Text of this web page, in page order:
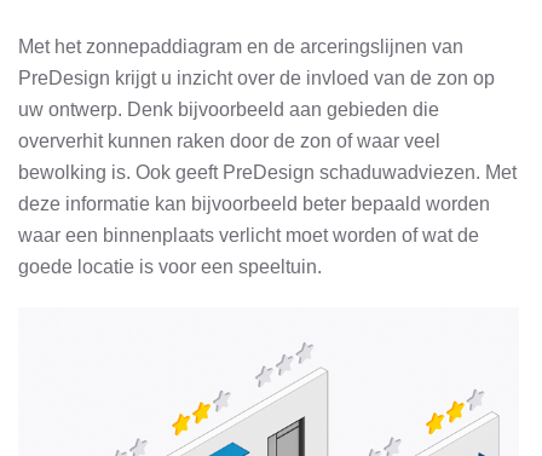
Met het zonnepaddiagram en de arceringslijnen van
PreDesign krijgt u inzicht over de invloed van de zon op
uw ontwerp. Denk bijvoorbeeld aan gebieden die
oververhit kunnen raken door de zon of waar veel
bewolking is. Ook geeft PreDesign schaduwadviezen. Met
deze informatie kan bijvoorbeeld beter bepaald worden
waar een binnenplaats verlicht moet worden of wat de
goede locatie is voor een speeltuin.